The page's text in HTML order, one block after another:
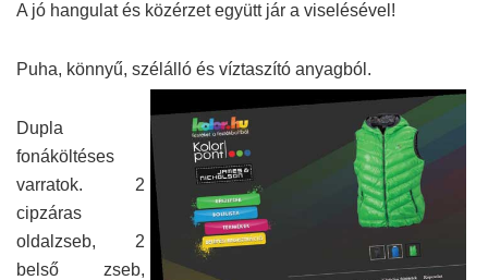
A jó hangulat és közérzet együtt jár a viselésével!
Puha, könnyű, szélálló és víztaszító anyagból.
Dupla
fonáköltéses
varratok. 2
cipzáras
oldalzseb, 2
belső zseb,